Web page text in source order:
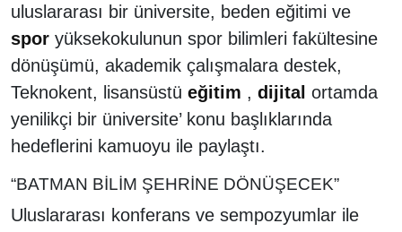
uluslararası bir üniversite, beden eğitimi ve
spor yüksekokulunun spor bilimleri fakültesine
dönüşümü, akademik çalışmalara destek,
Teknokent, lisansüstü eğitim , dijital ortamda
yenilikçi bir üniversite’ konu başlıklarında
hedeflerini kamuoyu ile paylaştı.
“BATMAN BİLİM ŞEHRİNE DÖNÜŞECEK”
Uluslararası konferans ve sempozyumlar ile